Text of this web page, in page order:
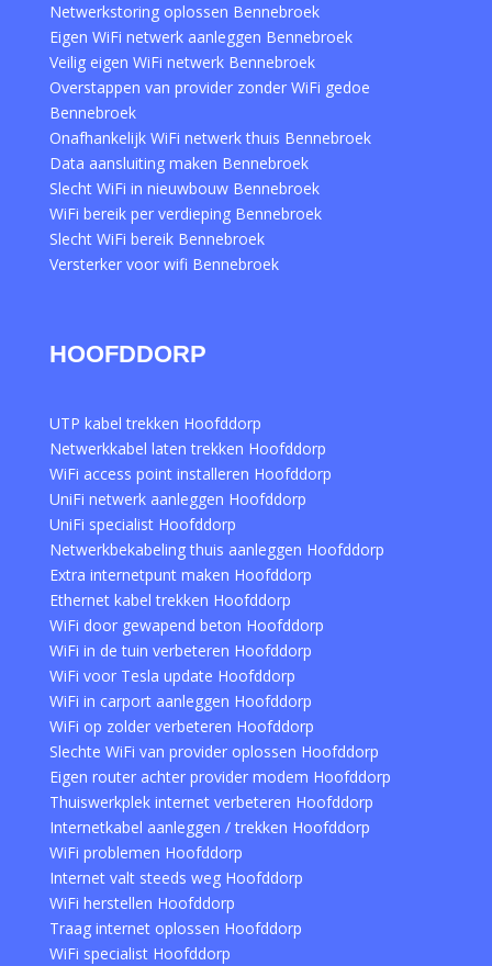
Netwerkstoring oplossen Bennebroek
Eigen WiFi netwerk aanleggen Bennebroek
Veilig eigen WiFi netwerk Bennebroek
Overstappen van provider zonder WiFi gedoe
Bennebroek
Onafhankelijk WiFi netwerk thuis Bennebroek
Data aansluiting maken Bennebroek
Slecht WiFi in nieuwbouw Bennebroek
WiFi bereik per verdieping Bennebroek
Slecht WiFi bereik Bennebroek
Versterker voor wifi Bennebroek
HOOFDDORP
UTP kabel trekken Hoofddorp
Netwerkkabel laten trekken Hoofddorp
WiFi access point installeren Hoofddorp
UniFi netwerk aanleggen Hoofddorp
UniFi specialist Hoofddorp
Netwerkbekabeling thuis aanleggen Hoofddorp
Extra internetpunt maken Hoofddorp
Ethernet kabel trekken Hoofddorp
WiFi door gewapend beton Hoofddorp
WiFi in de tuin verbeteren Hoofddorp
WiFi voor Tesla update Hoofddorp
WiFi in carport aanleggen Hoofddorp
WiFi op zolder verbeteren Hoofddorp
Slechte WiFi van provider oplossen Hoofddorp
Eigen router achter provider modem Hoofddorp
Thuiswerkplek internet verbeteren Hoofddorp
Internetkabel aanleggen / trekken Hoofddorp
WiFi problemen Hoofddorp
Internet valt steeds weg Hoofddorp
WiFi herstellen Hoofddorp
Traag internet oplossen Hoofddorp
WiFi specialist Hoofddorp